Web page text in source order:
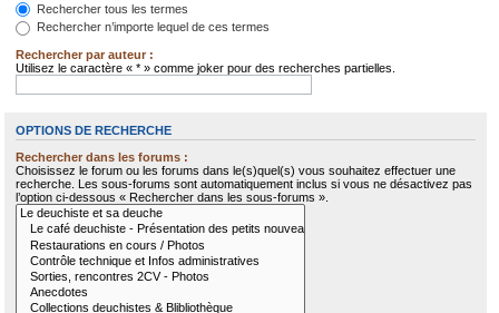
Rechercher tous les termes
Rechercher n’importe lequel de ces termes
Rechercher par auteur :
Utilisez le caractère « * » comme joker pour des recherches partielles.
OPTIONS DE RECHERCHE
Rechercher dans les forums :
Choisissez le forum ou les forums dans le(s)quel(s) vous souhaitez effectuer une
recherche. Les sous-forums sont automatiquement inclus si vous ne désactivez pas
l’option ci-dessous « Rechercher dans les sous-forums ».